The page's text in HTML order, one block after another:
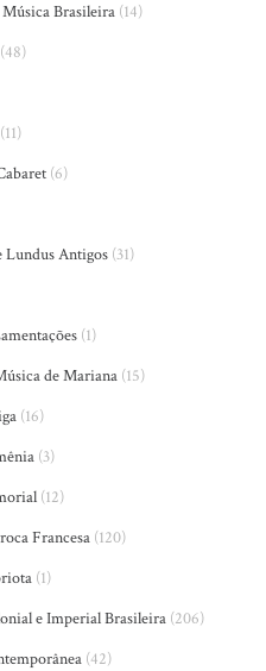
Brasileira (14)
(48)
(11)
(6)
Lundus Antigos (31)
(1)
de Mariana (15)
(16)
(3)
(12)
Francesa (120)
(1)
e Imperial Brasileira (206)
(42)